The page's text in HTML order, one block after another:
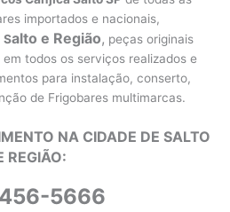
importados e nacionais,
Salto e Região, peças originais
em todos os serviços realizados e
para instalação, conserto,
de Frigobares multimarcas.
NA CIDADE DE SALTO
REGIÃO:
5666